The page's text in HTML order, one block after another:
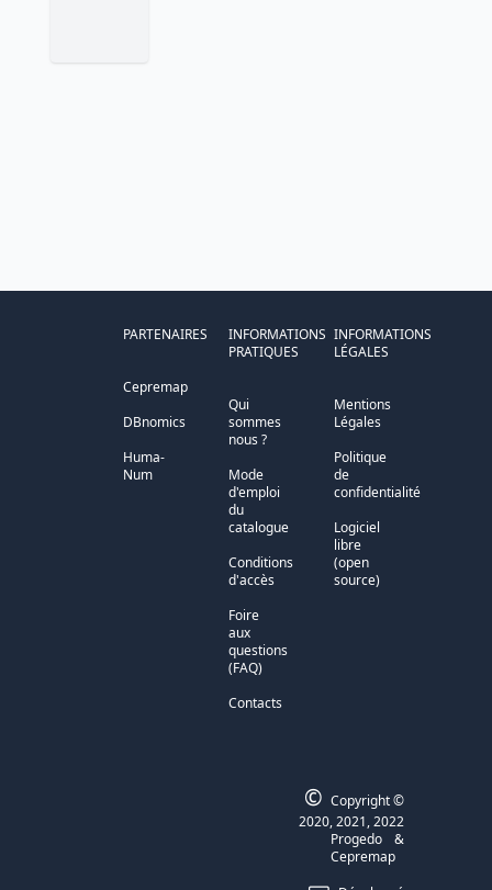
PARTENAIRES
Cepremap
DBnomics
Huma-
Num
INFORMATIONS
PRATIQUES
Qui
sommes
nous ?
Mode
d'emploi
du
catalogue
Conditions
d'accès
Foire
aux
questions
(FAQ)
Contacts
INFORMATIONS
LÉGALES
Mentions
Légales
Politique
de
confidentialité
Logiciel
libre
(open
source)
© Copyright ©
2020, 2021, 2022
Progedo
&
Cepremap